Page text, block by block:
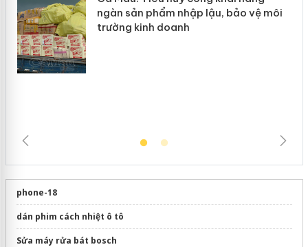
phone-18
dán phim cách nhiệt ô tô
Sửa máy rửa bát bosch